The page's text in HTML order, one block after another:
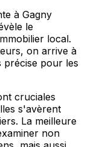
à Gagny
le
local.
on arrive à
précise pour les
cruciales
s'avèrent
La meilleure
non